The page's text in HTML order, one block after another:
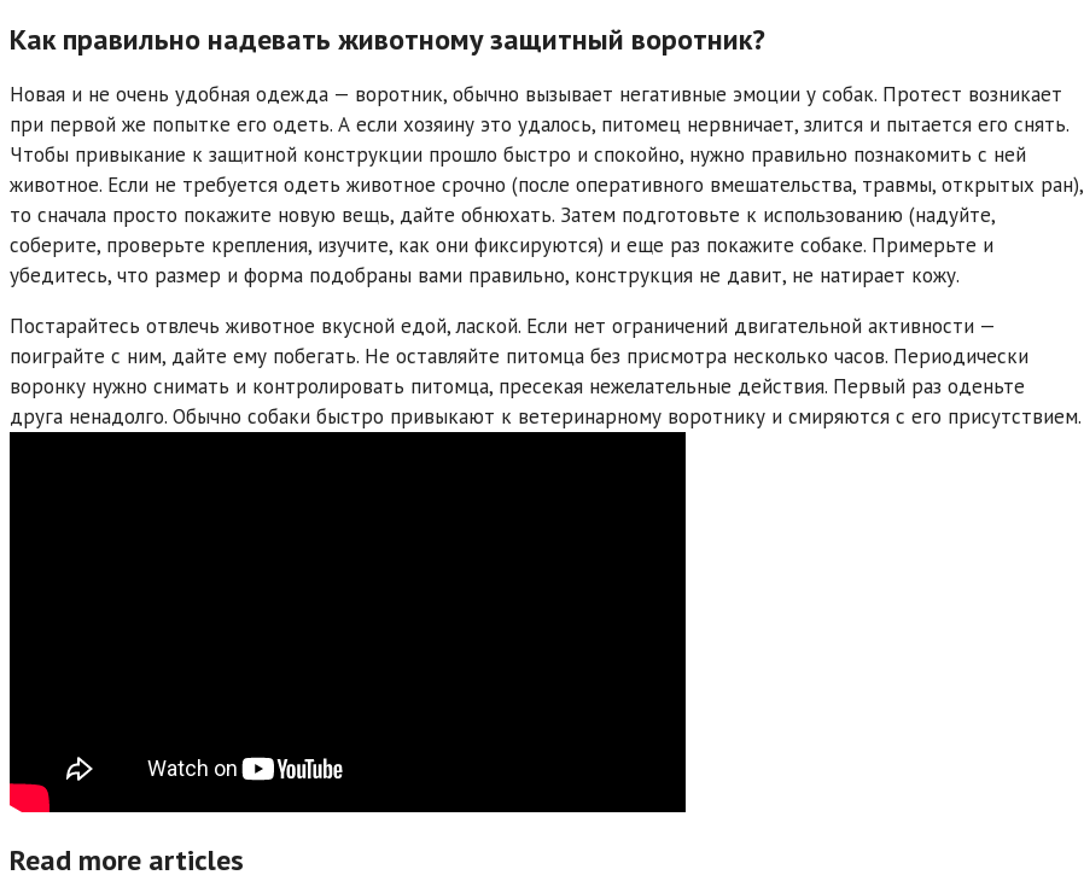
Как правильно надевать животному защитный воротник?
Новая и не очень удобная одежда — воротник, обычно вызывает негативные эмоции у собак. Протест возникает
при первой же попытке его одеть. А если хозяину это удалось, питомец нервничает, злится и пытается его снять.
Чтобы привыкание к защитной конструкции прошло быстро и спокойно, нужно правильно познакомить с ней
животное. Если не требуется одеть животное срочно (после оперативного вмешательства, травмы, открытых ран),
то сначала просто покажите новую вещь, дайте обнюхать. Затем подготовьте к использованию (надуйте,
соберите, проверьте крепления, изучите, как они фиксируются) и еще раз покажите собаке. Примерьте и
убедитесь, что размер и форма подобраны вами правильно, конструкция не давит, не натирает кожу.
Постарайтесь отвлечь животное вкусной едой, лаской. Если нет ограничений двигательной активности —
поиграйте с ним, дайте ему побегать. Не оставляйте питомца без присмотра несколько часов. Периодически
воронку нужно снимать и контролировать питомца, пресекая нежелательные действия. Первый раз оденьте
друга ненадолго. Обычно собаки быстро привыкают к ветеринарному воротнику и смиряются с его присутствием.
Read more articles